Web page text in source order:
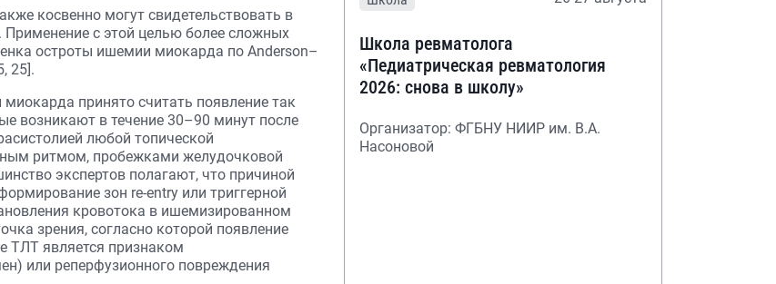
косвенно могут свидетельствовать в
Применение с этой целью более сложных
остроты ишемии миокарда по Anderson–
25].
принято считать появление так
возникают в течение 30–90 минут после
любой топической
ритмом, пробежками желудочковой
экспертов полагают, что причиной
зон re-entry или триггерной
кровотока в ишемизированном
зрения, согласно которой появление
ТЛТ является признаком
или реперфузионного повреждения
Школа ревматолога
«Педиатрическая ревматология
2026: снова в школу»
Организатор: ФГБНУ НИИР им. В.А.
Насоновой